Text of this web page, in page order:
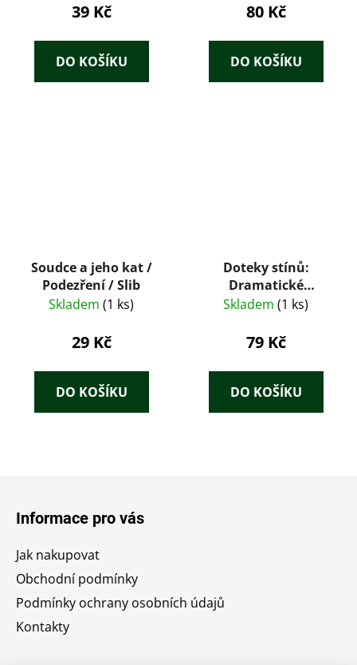
39 Kč
DO KOŠÍKU
80 Kč
DO KOŠÍKU
Soudce a jeho kat /
Podezření / Slib
Skladem (1 ks)
29 Kč
DO KOŠÍKU
Doteky stínů:
Dramatické
kriminální příběhy
událostí – Roman
Skladem (1 ks)
79 Kč
DO KOŠÍKU
Informace pro vás
Jak nakupovat
Obchodní podmínky
Podmínky ochrany osobních údajů
Kontakty